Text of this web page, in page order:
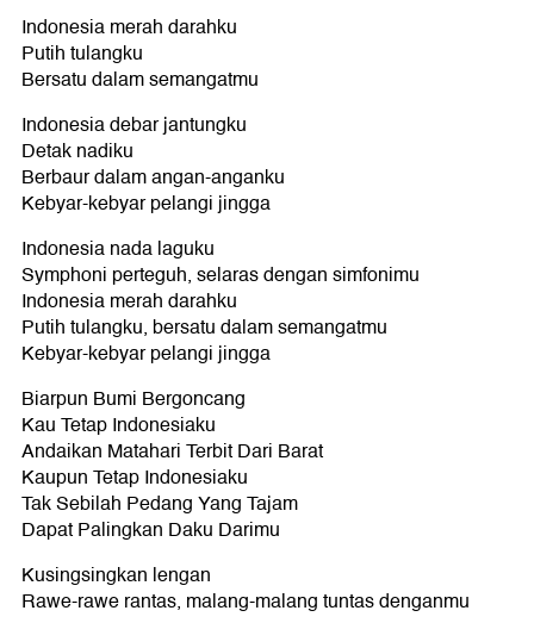
Indonesia merah darahku
Putih tulangku
Bersatu dalam semangatmu
Indonesia debar jantungku
Detak nadiku
Berbaur dalam angan-anganku
Kebyar-kebyar pelangi jingga
Indonesia nada laguku
Symphoni perteguh, selaras dengan simfonimu
Indonesia merah darahku
Putih tulangku, bersatu dalam semangatmu
Kebyar-kebyar pelangi jingga
Biarpun Bumi Bergoncang
Kau Tetap Indonesiaku
Andaikan Matahari Terbit Dari Barat
Kaupun Tetap Indonesiaku
Tak Sebilah Pedang Yang Tajam
Dapat Palingkan Daku Darimu
Kusingsingkan lengan
Rawe-rawe rantas, malang-malang tuntas denganmu